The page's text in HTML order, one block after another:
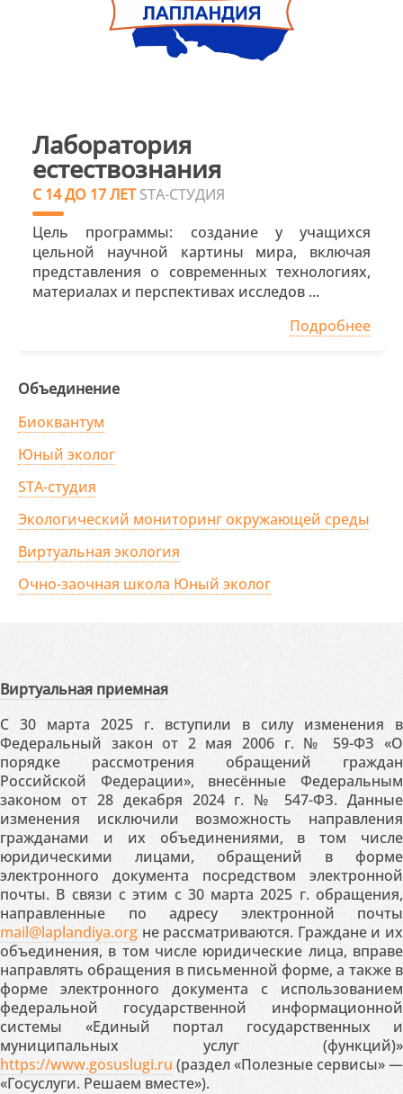
Лаборатория
естествознания
С 14 ДО 17 ЛЕТSTA-СТУДИЯ
Цель программы: создание у учащихся
цельной научной картины мира, включая
представления о современных технологиях,
материалах и перспективах исследов ...
Подробнее
Объединение
Биоквантум
Юный эколог
STA-студия
Экологический мониторинг окружающей среды
Виртуальная экология
Очно-заочная школа Юный эколог
Виртуальная приемная
С 30 марта 2025 г. вступили в силу изменения в
Федеральный закон от 2 мая 2006 г. № 59-ФЗ «О
порядке рассмотрения обращений граждан
Российской Федерации», внесённые Федеральным
законом от 28 декабря 2024 г. № 547-ФЗ. Данные
изменения исключили возможность направления
гражданами и их объединениями, в том числе
юридическими лицами, обращений в форме
электронного документа посредством электронной
почты. В связи с этим с 30 марта 2025 г. обращения,
направленные по адресу электронной почты
mail@laplandiya.org не рассматриваются. Граждане и их
объединения, в том числе юридические лица, вправе
направлять обращения в письменной форме, а также в
форме электронного документа с использованием
федеральной государственной информационной
системы «Единый портал государственных и
муниципальных услуг (функций)»
https://www.gosuslugi.ru (раздел «Полезные сервисы» —
«Госуслуги. Решаем вместе»).